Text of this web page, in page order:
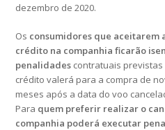
dezembro de 2020.
Os consumidores que aceitarem
crédito na companhia ficarão
penalidades contratuais previstas
crédito valerá para a compra de
meses após a data do voo
Para quem preferir realizar o
companhia poderá executar